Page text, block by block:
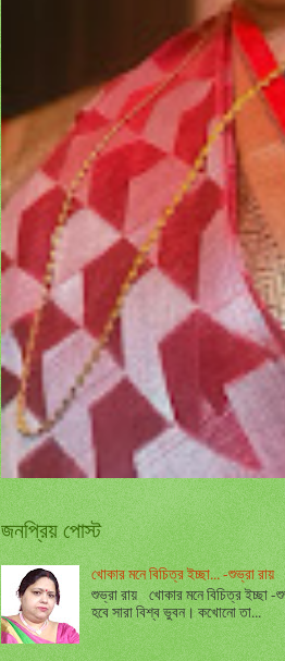
জনপ্রিয় পোস্ট
খোকার মনে বিচিত্র ইচ্ছা... -শুভ্রা রায়
শুভ্রা রায় খোকার মনে বিচিত্র ইচ্ছা
হবে সারা বিশ্ব ভুবন। কখোনো তা...